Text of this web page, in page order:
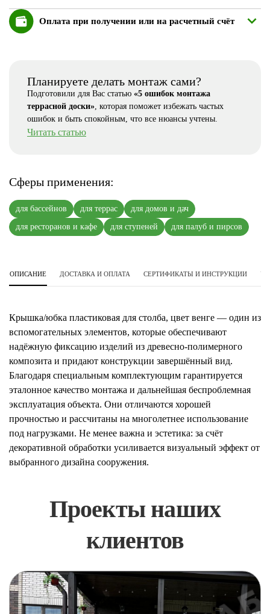
Оплата при получении или на расчетный счёт
Планируете делать монтаж сами?
Подготовили для Вас статью «5 ошибок монтажа
террасной доски», которая поможет избежать частых
ошибок и быть спокойным, что все нюансы учтены.
Читать статью
Сферы применения:
для бассейнов для террас
для домов и дач
для ресторанов и кафе
для ступеней для палуб и пирсов
ОПИСАНИЕ ДОСТАВКА И ОПЛАТА СЕРТИФИКАТЫ И ИНСТРУКЦИИ
Крышка/юбка пластиковая для столба, цвет венге — один из
вспомогательных элементов, которые обеспечивают
надёжную фиксацию изделий из древесно-полимерного
композита и придают конструкции завершённый вид.
Благодаря специальным комплектующим гарантируется
эталонное качество монтажа и дальнейшая беспроблемная
эксплуатация объекта. Они отличаются хорошей
прочностью и рассчитаны на многолетнее использование
под нагрузками. Не менее важна и эстетика: за счёт
декоративной обработки усиливается визуальный эффект от
выбранного дизайна сооружения.
Проекты наших
клиентов